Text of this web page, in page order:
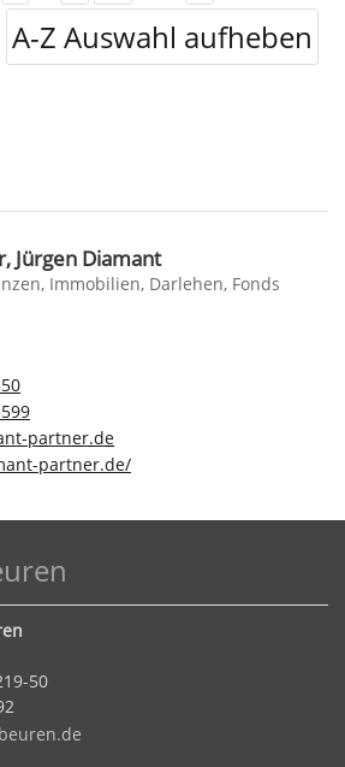
A-Z Auswahl aufheben
Jürgen Diamant
Immobilien, Darlehen, Fonds
nt-p rtn r d
partner.de/
50
b r n d